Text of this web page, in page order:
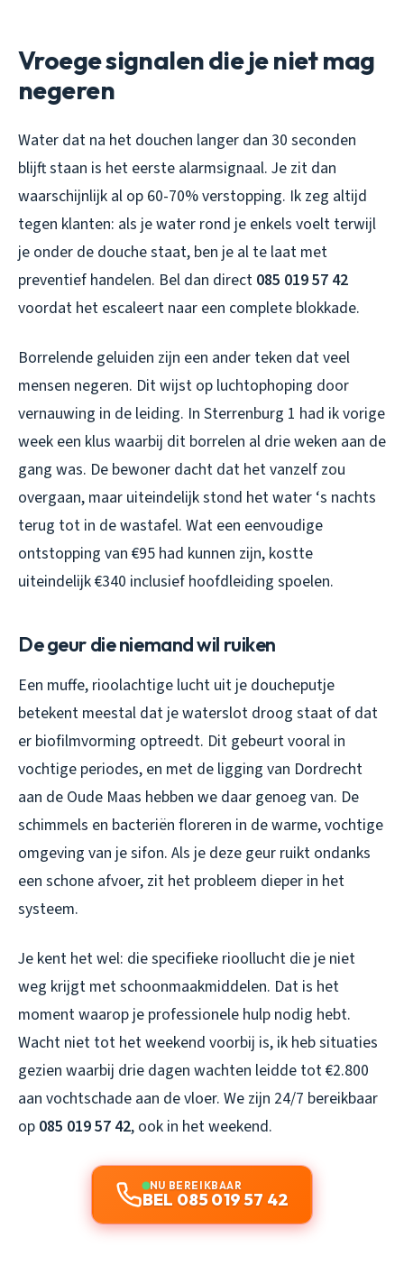
Vroege signalen die je niet mag
negeren
Water dat na het douchen langer dan 30 seconden
blijft staan is het eerste alarmsignaal. Je zit dan
waarschijnlijk al op 60-70% verstopping. Ik zeg altijd
tegen klanten: als je water rond je enkels voelt terwijl
je onder de douche staat, ben je al te laat met
preventief handelen. Bel dan direct 085 019 57 42
voordat het escaleert naar een complete blokkade.
Borrelende geluiden zijn een ander teken dat veel
mensen negeren. Dit wijst op luchtophoping door
vernauwing in de leiding. In Sterrenburg 1 had ik vorige
week een klus waarbij dit borrelen al drie weken aan de
gang was. De bewoner dacht dat het vanzelf zou
overgaan, maar uiteindelijk stond het water ‘s nachts
terug tot in de wastafel. Wat een eenvoudige
ontstopping van €95 had kunnen zijn, kostte
uiteindelijk €340 inclusief hoofdleiding spoelen.
De geur die niemand wil ruiken
Een muffe, rioolachtige lucht uit je doucheputje
betekent meestal dat je waterslot droog staat of dat
er biofilmvorming optreedt. Dit gebeurt vooral in
vochtige periodes, en met de ligging van Dordrecht
aan de Oude Maas hebben we daar genoeg van. De
schimmels en bacteriën floreren in de warme, vochtige
omgeving van je sifon. Als je deze geur ruikt ondanks
een schone afvoer, zit het probleem dieper in het
systeem.
Je kent het wel: die specifieke rioollucht die je niet
weg krijgt met schoonmaakmiddelen. Dat is het
moment waarop je professionele hulp nodig hebt.
Wacht niet tot het weekend voorbij is, ik heb situaties
gezien waarbij drie dagen wachten leidde tot €2.800
aan vochtschade aan de vloer. We zijn 24/7 bereikbaar
op 085 019 57 42, ook in het weekend.
NU BEREIKBAAR
BEL 085 019 57 42